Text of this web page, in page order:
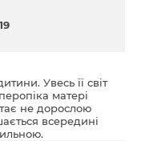
Увесь її світ
матері
не дорослою
всередині